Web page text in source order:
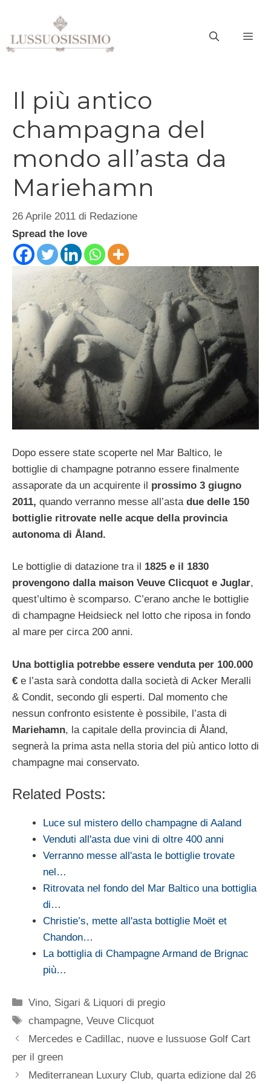
contenuto
Il più antico
champagna del
mondo all’asta da
Mariehamn
26 Aprile 2011 di Redazione
Spread the love
Dopo essere state scoperte nel Mar Baltico, le
bottiglie di champagne potranno essere finalmente
assaporate da un acquirente il prossimo 3 giugno
2011, quando verranno messe all’asta due delle 150
bottiglie ritrovate nelle acque della provincia
autonoma di Åland.
Le bottiglie di datazione tra il 1825 e il 1830
provengono dalla maison Veuve Clicquot e Juglar,
quest’ultimo è scomparso. C’erano anche le bottiglie
di champagne Heidsieck nel lotto che riposa in fondo
al mare per circa 200 anni.
Una bottiglia potrebbe essere venduta per 100.000
€ e l’asta sarà condotta dalla società di Acker Meralli
& Condit, secondo gli esperti. Dal momento che
nessun confronto esistente è possibile, l’asta di
Mariehamn, la capitale della provincia di Åland,
segnerà la prima asta nella storia del più antico lotto di
champagne mai conservato.
Related Posts:
Luce sul mistero dello champagne di Aaland
Venduti all'asta due vini di oltre 400 anni
Verranno messe all'asta le bottiglie trovate
nel…
Ritrovata nel fondo del Mar Baltico una bottiglia
di…
Christie’s, mette all'asta bottiglie Moët et
Chandon…
La bottiglia di Champagne Armand de Brignac
più…
Categorie
Vino, Sigari & Liquori di pregio
Tag
champagne,Veuve Clicquot
Mercedes e Cadillac, nuove e lussuose Golf Cart
per il green
Mediterranean Luxury Club, quarta edizione dal 26